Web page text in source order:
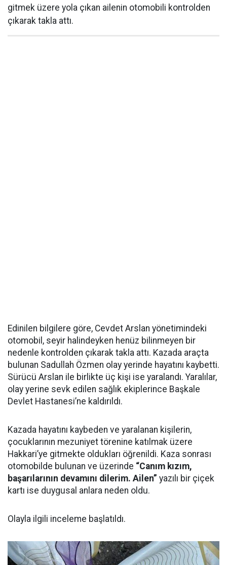
gitmek üzere yola çıkan ailenin otomobili kontrolden
çıkarak takla attı.
Edinilen bilgilere göre, Cevdet Arslan yönetimindeki
otomobil, seyir halindeyken henüz bilinmeyen bir
nedenle kontrolden çıkarak takla attı. Kazada araçta
bulunan Sadullah Özmen olay yerinde hayatını kaybetti.
Sürücü Arslan ile birlikte üç kişi ise yaralandı. Yaralılar,
olay yerine sevk edilen sağlık ekiplerince Başkale
Devlet Hastanesi’ne kaldırıldı.
Kazada hayatını kaybeden ve yaralanan kişilerin,
çocuklarının mezuniyet törenine katılmak üzere
Hakkari’ye gitmekte oldukları öğrenildi. Kaza sonrası
otomobilde bulunan ve üzerinde “Canım kızım,
başarılarının devamını dilerim. Ailen” yazılı bir çiçek
kartı ise duygusal anlara neden oldu.
Olayla ilgili inceleme başlatıldı.